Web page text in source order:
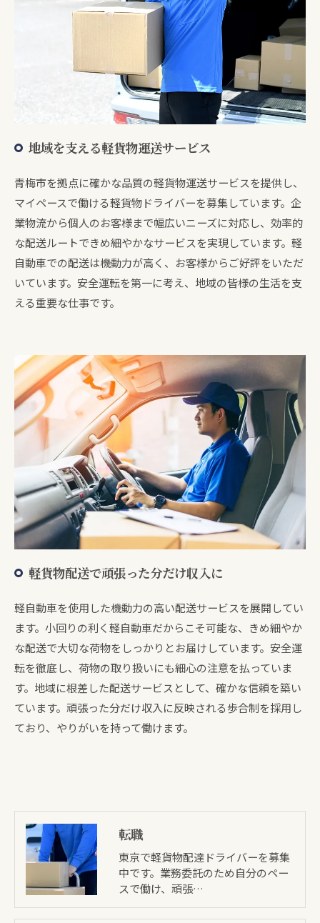
地域を支える軽貨物運送サービス
青梅市を拠点に確かな品質の軽貨物運送サービスを提供し、
マイペースで働ける軽貨物ドライバーを募集しています。企
業物流から個人のお客様まで幅広いニーズに対応し、効率的
な配送ルートできめ細やかなサービスを実現しています。軽
自動車での配送は機動力が高く、お客様からご好評をいただ
いています。安全運転を第一に考え、地域の皆様の生活を支
える重要な仕事です。
軽貨物配送で頑張った分だけ収入に
軽自動車を使用した機動力の高い配送サービスを展開してい
ます。小回りの利く軽自動車だからこそ可能な、きめ細やか
な配送で大切な荷物をしっかりとお届けしています。安全運
転を徹底し、荷物の取り扱いにも細心の注意を払っていま
す。地域に根差した配送サービスとして、確かな信頼を築い
ています。頑張った分だけ収入に反映される歩合制を採用し
ており、やりがいを持って働けます。
転職
東京で軽貨物配達ドライバーを募集
中です。業務委託のため自分のペー
スで働け、頑張…